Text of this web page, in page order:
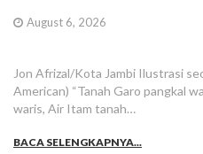
August 6, 2026
Jon Afrizal/Kota Jambi Ilustrasi
American) “Tanah Garo pangkal
waris, Air Itam tanah…
BACA SELENGKAPNYA...